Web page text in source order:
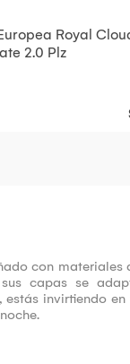
Royal
2.0 Plz
con materiales
capas se
invirtiendo en